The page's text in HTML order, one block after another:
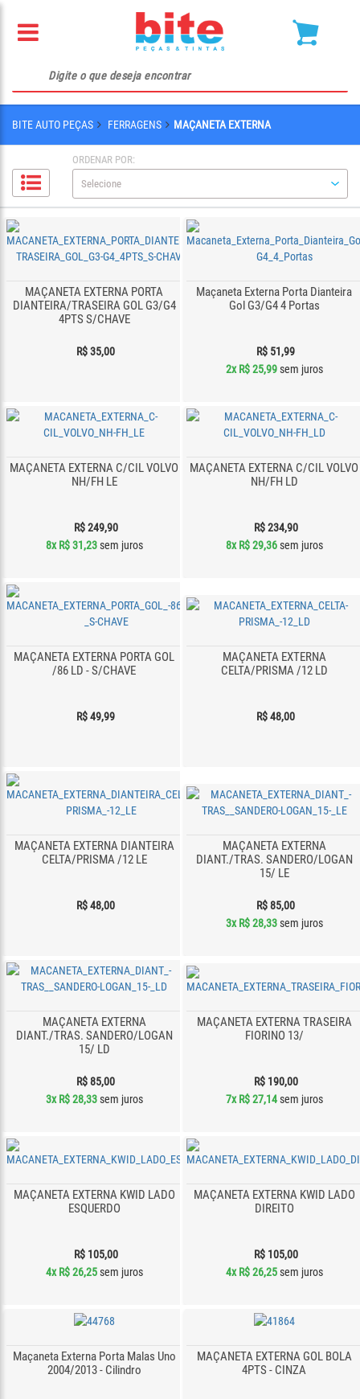
BITE AUTO PEÇAS FERRAGENS MAÇANETA EXTERNA
ORDENAR POR:
MAÇANETA EXTERNA PORTA
DIANTEIRA/TRASEIRA GOL G3/G4
4PTS S/CHAVE
R$ 35,00
Maçaneta Externa Porta Dianteira
Gol G3/G4 4 Portas
R$ 51,99
2x R$ 25,99sem juros
MAÇANETA EXTERNA C/CIL VOLVO
NH/FH LE
R$ 249,90
8x R$ 31,23sem juros
MAÇANETA EXTERNA C/CIL VOLVO
NH/FH LD
R$ 234,90
8x R$ 29,36sem juros
MAÇANETA EXTERNA PORTA GOL
/86 LD - S/CHAVE
R$ 49,99
MAÇANETA EXTERNA
CELTA/PRISMA /12 LD
R$ 48,00
MAÇANETA EXTERNA DIANTEIRA
CELTA/PRISMA /12 LE
R$ 48,00
MAÇANETA EXTERNA
DIANT./TRAS. SANDERO/LOGAN
15/ LE
R$ 85,00
3x R$ 28,33sem juros
MAÇANETA EXTERNA
DIANT./TRAS. SANDERO/LOGAN
15/ LD
R$ 85,00
3x R$ 28,33sem juros
MAÇANETA EXTERNA TRASEIRA
FIORINO 13/
R$ 190,00
7x R$ 27,14sem juros
MAÇANETA EXTERNA KWID LADO
ESQUERDO
R$ 105,00
4x R$ 26,25sem juros
MAÇANETA EXTERNA KWID LADO
DIREITO
R$ 105,00
4x R$ 26,25sem juros
Maçaneta Externa Porta Malas Uno
2004/2013 - Cilindro
MAÇANETA EXTERNA GOL BOLA
4PTS - CINZA